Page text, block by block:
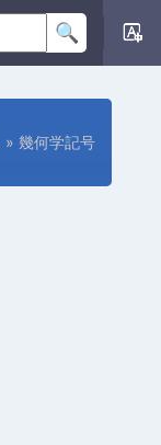
» 幾何学記号